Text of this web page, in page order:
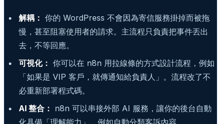
解耦： 你的 WordPress 不會因為寄信服務掛掉而被拖
慢，甚至阻塞使用者的請求。主流程只負責把事件丟出
去，不等回應。
可視化： 你可以在 n8n 用拉線條的方式設計流程，例如
「如果是 VIP 客戶，就傳通知給負責人」。流程改了不
必重新部署程式碼。
AI 整合： n8n 可以串接外部 AI 服務，讓你的後台自動